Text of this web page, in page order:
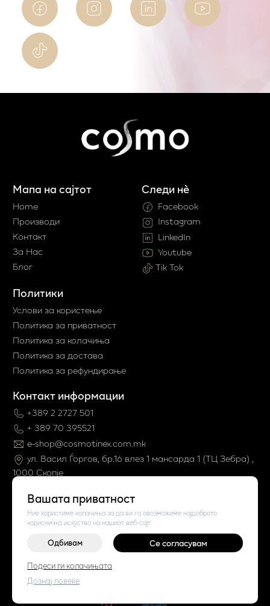
Вашата приватност
Ние користиме колачиња за да ви го овозможиме најдоброто
корисничко искуство на нашиот веб-сајт
Одбивам Се согласувам
Подеси ги колачињата
Дознај повеќе
Мапа на сајтот
Home
Производи
Контакт
За Нас
Блог
Политики
Услови за користење
Политика за приватност
Политика за колачиња
Политика за достава
Политика за рефундирање
Контакт информации
+389 2 2727 501
+ 389 70 395521
e-shop@cosmotinex.com.mk
ул. Васил Ѓоргов, бр.16 влез 1 мaнсарда 1 (ТЦ Зебра) ,
1000 Скопје
Следи нè
Facebook
Instagram
LinkedIn
Youtube
Tik Tok
©2026Vendor x
Поставки за колачиња